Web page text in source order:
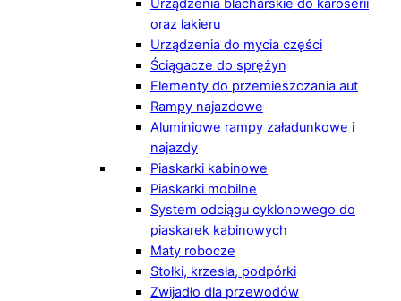
Urządzenia blacharskie do karoserii
oraz lakieru
Urządzenia do mycia części
Ściągacze do sprężyn
Elementy do przemieszczania aut
Rampy najazdowe
Aluminiowe rampy załadunkowe i
najazdy
Piaskarki kabinowe
Piaskarki mobilne
System odciągu cyklonowego do
piaskarek kabinowych
Maty robocze
Stołki, krzesła, podpórki
Zwijadło dla przewodów